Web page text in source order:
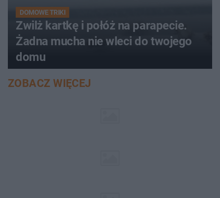
DOMOWE TRIKI
Zwilż kartkę i połóż na parapecie.
Żadna mucha nie wleci do twojego
domu
ZOBACZ WIĘCEJ